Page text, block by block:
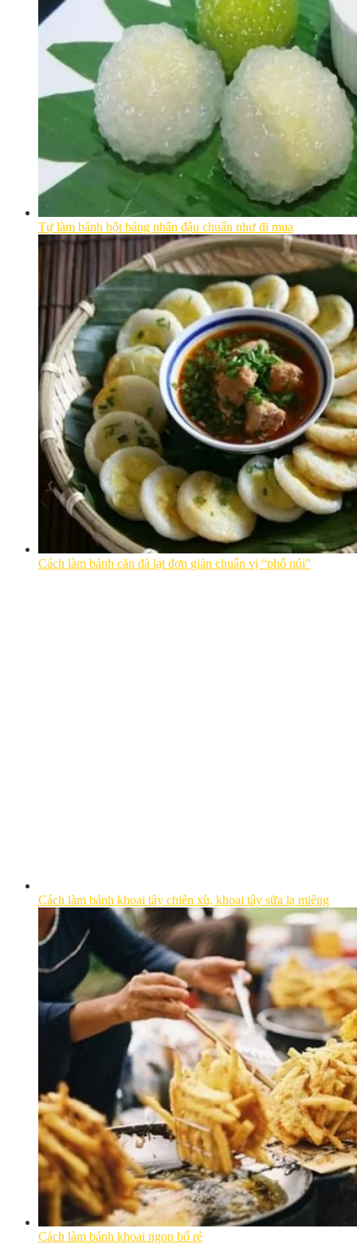
Tự làm bánh bột báng nhân đậu chuẩn như đi mua
Cách làm bánh căn đà lạt đơn giản chuẩn vị “phố núi”
Cách làm bánh khoai tây chiên xù, khoai tây sữa lạ miệng
Cách làm bánh khoai ngon bổ rẻ